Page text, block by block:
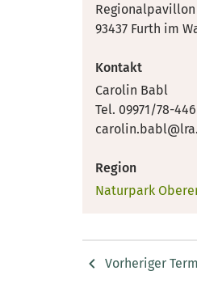
Regionalpavillon
93437 Furth im
Kontakt
Carolin Babl
Tel. 09971/78-446
Region
Naturpark
Vorheriger